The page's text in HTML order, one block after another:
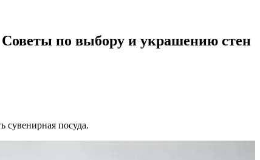
Советы по выбору и украшению стен
сувенирная посуда.